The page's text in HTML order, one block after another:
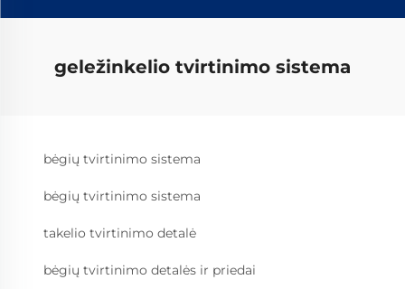
geležinkelio tvirtinimo sistema
bėgių tvirtinimo sistema
bėgių tvirtinimo sistema
takelio tvirtinimo detalė
bėgių tvirtinimo detalės ir priedai